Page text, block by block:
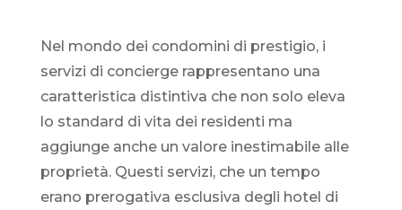
Nel mondo dei condomini di prestigio, i
servizi di concierge rappresentano una
caratteristica distintiva che non solo eleva
lo standard di vita dei residenti ma
aggiunge anche un valore inestimabile alle
proprietà. Questi servizi, che un tempo
erano prerogativa esclusiva degli hotel di